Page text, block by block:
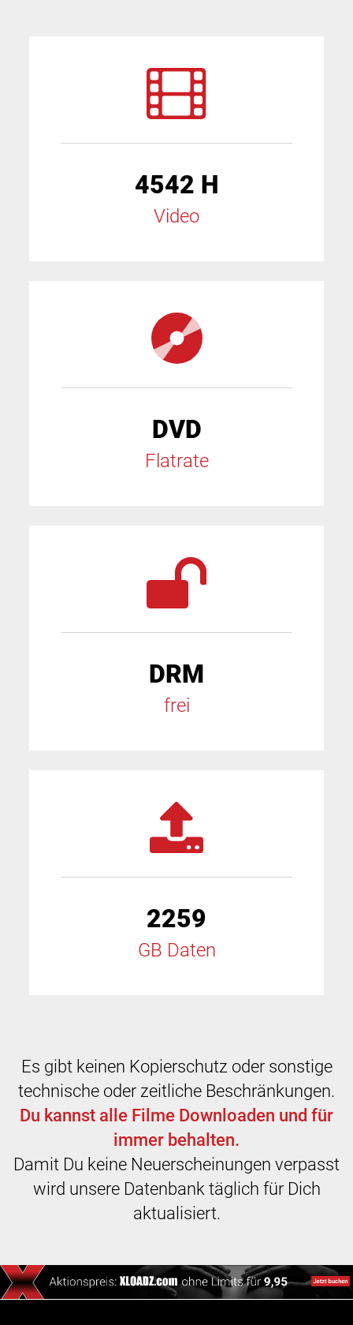
4542 H
Video
DVD
Flatrate
DRM
frei
2259
GB Daten
Es gibt keinen Kopierschutz oder sonstige
technische oder zeitliche Beschränkungen.
Du kannst alle Filme Downloaden und für
immer behalten.
Damit Du keine Neuerscheinungen verpasst
wird unsere Datenbank täglich für Dich
aktualisiert.